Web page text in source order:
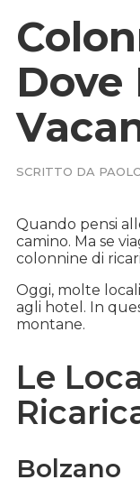
SCRITTO DA
Quando pensi
camino. Ma se
colonnine di
Oggi, molte
agli hotel. In
montane.
Le
Bolzano